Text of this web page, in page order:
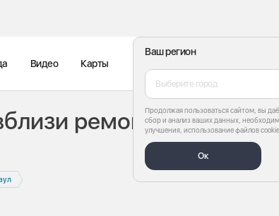
Ваш регион
Выберите город
Продолжая пользоваться сайтом, вы
сбор и анализ ваших данных,
улучшения, использование файлов cookie.
Ок
Видео Карты
ремонтных работ